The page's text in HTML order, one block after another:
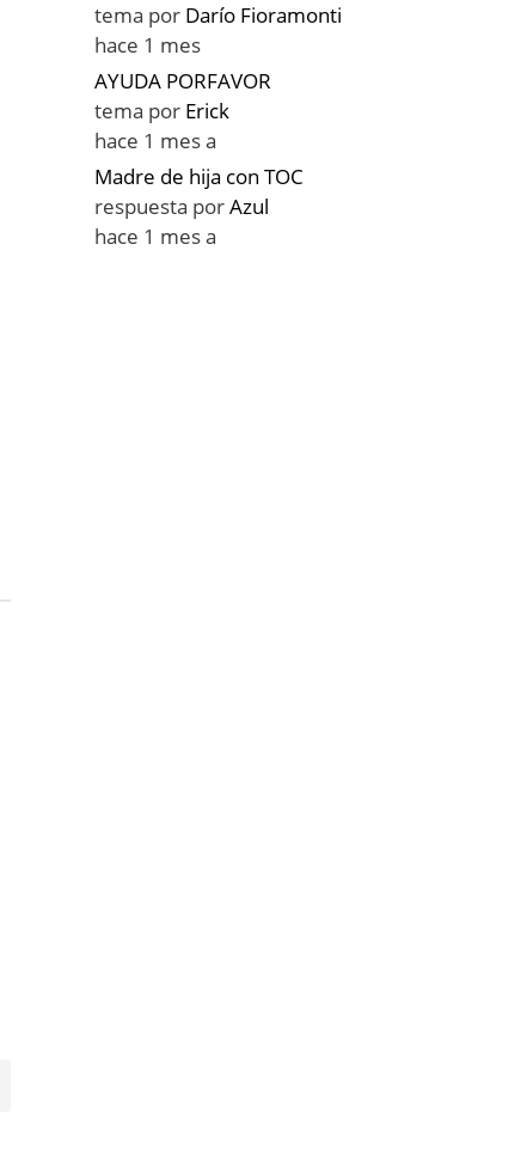
tema por Darío Fioramonti
hace 1 mes
AYUDA PORFAVOR
tema por Erick
hace 1 mes a
Madre de hija con TOC
respuesta porAzul
hace 1 mes a